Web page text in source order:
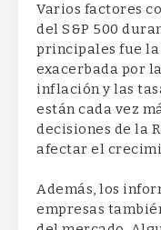
Varios factores
del S&P 500
principales fue
exacerbada por
inflación y las
están cada vez
decisiones de la
afectar el
Además, los
empresas